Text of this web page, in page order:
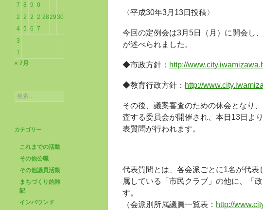
〈平成30年3月13日投稿〉
今回の定例会は3月5日（月）に開会し
が述べられました。
◆市政方針： http://
◆教育行政方針： http://
その後、議案審査のための休会となり
査する委員会が開催され、本日13日よ
表質問が行われます。
代表質問とは、各会派ごとに1名が代
属している「市民クラブ」の他に、「
す。
（会派別所属議員一覧表： http://
7 8 9 0
2
4
2
5
2
6
2
7
282930
3
1
« 7月
検
索:
カテゴリー
これまでの活動
その他公職
その他議員活動
まちづくり的雑
記
インバウンド